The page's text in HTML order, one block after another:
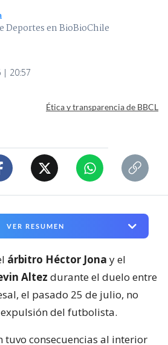
Deportes en BioBioChile
| 20:57
Ética y transparencia de BBCL
VER RESUMEN
árbitro Héctor Jona y el
Altez durante el duelo entre
el pasado 25 de julio, no
del futbolista.
tuvo consecuencias al interior